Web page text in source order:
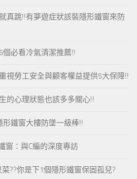
真跳!!有夢遊症狀該裝隱形鐵窗來防
必看冷氣清潔推薦!!
視勞工安全與顧客權益提供5大保障!!
的心理狀態也該多多關心!!
形鐵窗大樓防墜一級棒!!
窗：與C編的深度專訪
??你是下1個隱形鐵窗保固孤兒?